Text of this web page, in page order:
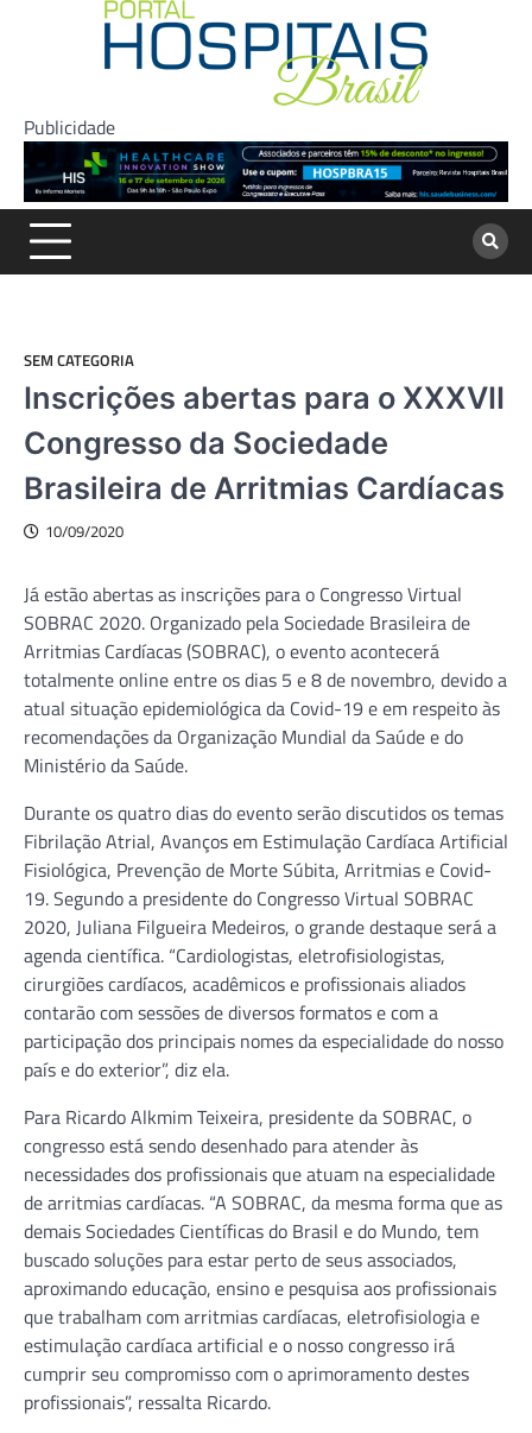
Publicidade
SEM CATEGORIA
Inscrições abertas para o XXXVII
Congresso da Sociedade
Brasileira de Arritmias Cardíacas
10/09/2020
Já estão abertas as inscrições para o Congresso Virtual
SOBRAC 2020. Organizado pela Sociedade Brasileira de
Arritmias Cardíacas (SOBRAC), o evento acontecerá
totalmente online entre os dias 5 e 8 de novembro, devido a
atual situação epidemiológica da Covid-19 e em respeito às
recomendações da Organização Mundial da Saúde e do
Ministério da Saúde.
Durante os quatro dias do evento serão discutidos os temas
Fibrilação Atrial, Avanços em Estimulação Cardíaca Artificial
Fisiológica, Prevenção de Morte Súbita, Arritmias e Covid-
19. Segundo a presidente do Congresso Virtual SOBRAC
2020, Juliana Filgueira Medeiros, o grande destaque será a
agenda científica. “Cardiologistas, eletrofisiologistas,
cirurgiões cardíacos, acadêmicos e profissionais aliados
contarão com sessões de diversos formatos e com a
participação dos principais nomes da especialidade do nosso
país e do exterior”, diz ela.
Para Ricardo Alkmim Teixeira, presidente da SOBRAC, o
congresso está sendo desenhado para atender às
necessidades dos profissionais que atuam na especialidade
de arritmias cardíacas. “A SOBRAC, da mesma forma que as
demais Sociedades Científicas do Brasil e do Mundo, tem
buscado soluções para estar perto de seus associados,
aproximando educação, ensino e pesquisa aos profissionais
que trabalham com arritmias cardíacas, eletrofisiologia e
estimulação cardíaca artificial e o nosso congresso irá
cumprir seu compromisso com o aprimoramento destes
profissionais”, ressalta Ricardo.